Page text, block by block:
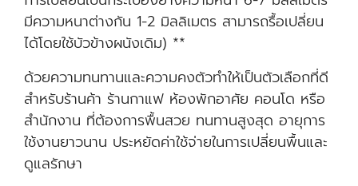
มีความหนาต่างกัน 1-2 มิลลิเมตร สามารถรื้อเปลี่ยน
ได้โดยใช้บัวข้างผนังเดิม) **
ด้วยความทนทานและความคงตัวทำให้เป็นตัวเลือกที่ดี
สำหรับร้านค้า ร้านกาแฟ ห้องพักอาศัย คอนโด หรือ
สำนักงาน ที่ต้องการพื้นสวย ทนทานสูงสุด อายุการ
ใช้งานยาวนาน ประหยัดค่าใช้จ่ายในการเปลี่ยนพื้นและ
ดูแลรักษา